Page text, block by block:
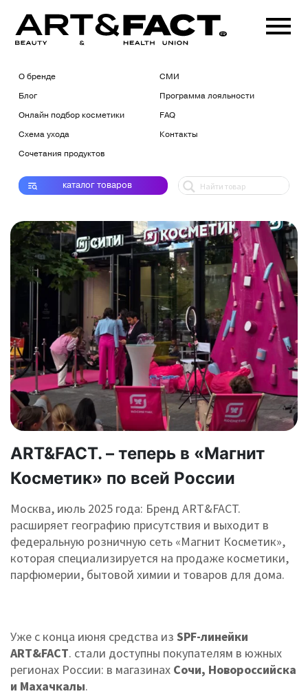
О бренде
Блог
Онлайн подбор косметики
Схема ухода
Сочетания продуктов
СМИ
Программа лояльности
FAQ
Контакты
каталогтоваров
ART&FACT. – теперь в «Магнит
Косметик» по всей России
Москва, июль 2025 года: Бренд ART&FACT.
расширяет географию присутствия и выходит в
федеральную розничную сеть «Магнит Косметик»,
которая специализируется на продаже косметики,
парфюмерии, бытовой химии и товаров для дома.
Уже с конца июня средства из SPF-линейки
ART&FACT. стали доступны покупателям в южных
регионах России: в магазинах Сочи, Новороссийска
и Махачкалы.